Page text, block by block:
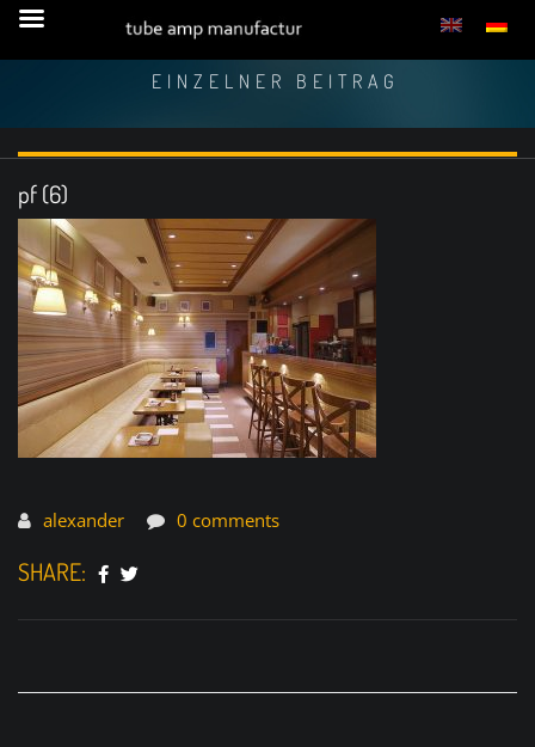
EINZELNER BEITRAG
pf (6)
alexander 0 comments
SHARE: